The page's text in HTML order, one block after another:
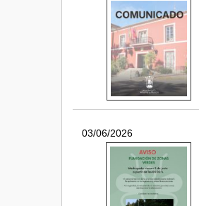
03/06/2026